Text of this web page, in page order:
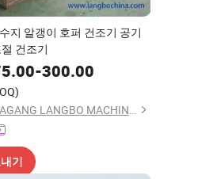
지 알갱이 호퍼 건조기 공기
건조기
-300.00
ZHANGJIAGANG LANGBO MACHINERY CO., LTD.
기